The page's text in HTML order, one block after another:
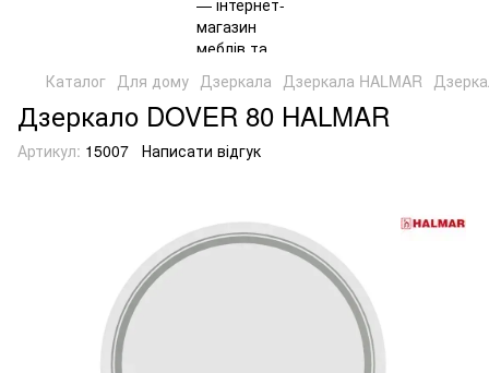
Каталог Для дому Дзеркала Дзеркала HALMAR
Дзеркало DOVER 80 HALMAR
Артикул: 15007 Написати відгук